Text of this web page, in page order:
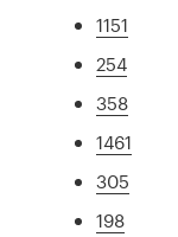
1151
254
358
1461
305
198